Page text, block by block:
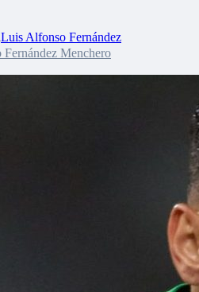
Luis Alfonso Fernández
Menchero